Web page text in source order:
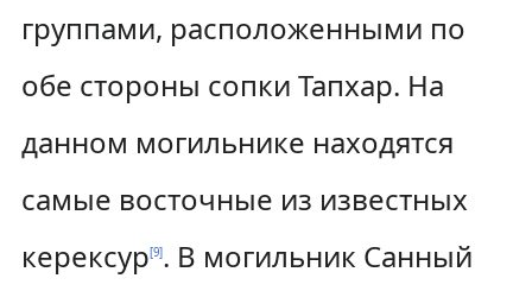
группами, расположенными по
обе стороны сопки Тапхар. На
данном могильнике находятся
самые восточные из известных
керексур[9]. В могильник Санный